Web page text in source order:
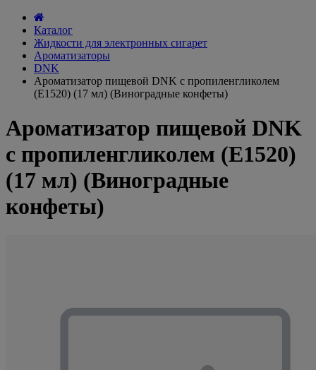
Каталог
Жидкости для электронных сигарет
Ароматизаторы
DNK
Ароматизатор пищевой DNK с пропиленгликолем
(E1520) (17 мл) (Виноградные конфеты)
Ароматизатор пищевой DNK
с пропиленгликолем (E1520)
(17 мл) (Виноградные
конфеты)